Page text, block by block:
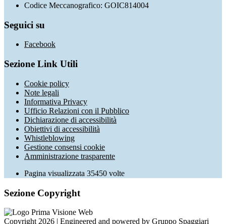
Codice Meccanografico: GOIC814004
Seguici su
Facebook
Sezione Link Utili
Cookie policy
Note legali
Informativa Privacy
Ufficio Relazioni con il Pubblico
Dichiarazione di accessibilità
Obiettivi di accessibilità
Whistleblowing
Gestione consensi cookie
Amministrazione trasparente
Pagina visualizzata 35450 volte
Sezione Copyright
Copyright 2026 | Engineered and powered by Gruppo Spaggiari